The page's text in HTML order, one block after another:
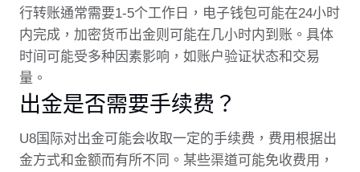
行转账通常需要1-5个工作日，电子钱包可能在24小时
内完成，加密货币出金则可能在几小时内到账。具体
时间可能受多种因素影响，如账户验证状态和交易
量。
出金是否需要手续费？
U8国际对出金可能会收取一定的手续费，费用根据出
金方式和金额而有所不同。某些渠道可能免收费用，